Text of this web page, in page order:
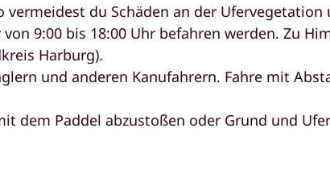
vermeidest du Schäden an der
9:00 bis 18:00 Uhr befahren werden. Zu
Harburg).
und anderen Kanufahrern. Fahre mit
dem Paddel abzustoßen oder Grund und